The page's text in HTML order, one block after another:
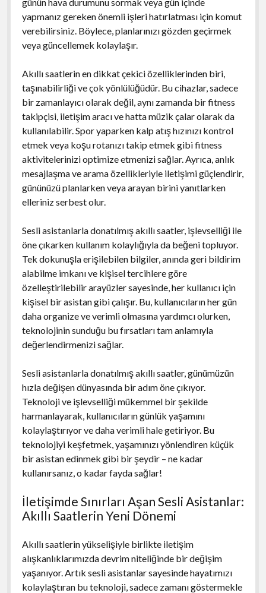
yapmanız gereken önemli işleri hatırlatması için komut
verebilirsiniz. Böylece, planlarınızı gözden geçirmek
veya güncellemek kolaylaşır.
Akıllı saatlerin en dikkat çekici özelliklerinden biri,
taşınabilirliği ve çok yönlülüğüdür. Bu cihazlar, sadece
bir zamanlayıcı olarak değil, aynı zamanda bir fitness
takipçisi, iletişim aracı ve hatta müzik çalar olarak da
kullanılabilir. Spor yaparken kalp atış hızınızı kontrol
etmek veya koşu rotanızı takip etmek gibi fitness
aktivitelerinizi optimize etmenizi sağlar. Ayrıca, anlık
mesajlaşma ve arama özellikleriyle iletişimi güçlendirir,
gününüzü planlarken veya arayan birini yanıtlarken
elleriniz serbest olur.
Sesli asistanlarla donatılmış akıllı saatler, işlevselliği ile
öne çıkarken kullanım kolaylığıyla da beğeni topluyor.
Tek dokunuşla erişilebilen bilgiler, anında geri bildirim
alabilme imkanı ve kişisel tercihlere göre
özelleştirilebilir arayüzler sayesinde, her kullanıcı için
kişisel bir asistan gibi çalışır. Bu, kullanıcıların her gün
daha organize ve verimli olmasına yardımcı olurken,
teknolojinin sunduğu bu fırsatları tam anlamıyla
değerlendirmenizi sağlar.
Sesli asistanlarla donatılmış akıllı saatler, günümüzün
hızla değişen dünyasında bir adım öne çıkıyor.
Teknoloji ve işlevselliği mükemmel bir şekilde
harmanlayarak, kullanıcıların günlük yaşamını
kolaylaştırıyor ve daha verimli hale getiriyor. Bu
teknolojiyi keşfetmek, yaşamınızı yönlendiren küçük
bir asistan edinmek gibi bir şeydir – ne kadar
kullanırsanız, o kadar fayda sağlar!
İletişimde Sınırları Aşan Sesli Asistanlar:
Akıllı Saatlerin Yeni Dönemi
Akıllı saatlerin yükselişiyle birlikte iletişim
alışkanlıklarımızda devrim niteliğinde bir değişim
yaşanıyor. Artık sesli asistanlar sayesinde hayatımızı
kolaylaştıran bu teknoloji, sadece zamanı göstermekle